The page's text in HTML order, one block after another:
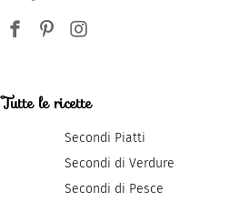
Tutte le ricette
Secondi Piatti
Secondi di Verdure
Secondi di Pesce